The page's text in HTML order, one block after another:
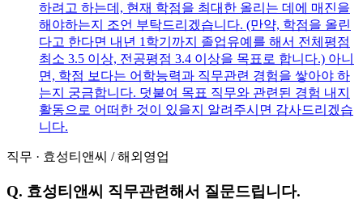
하려고 하는데, 현재 학점을 최대한 올리는 데에 매진을
해야하는지 조언 부탁드리겠습니다. (만약, 학점을 올린
다고 한다면 내년 1학기까지 졸업유예를 해서 전체평점
최소 3.5 이상, 전공평점 3.4 이상을 목표로 합니다.) 아니
면, 학점 보다는 어학능력과 직무관련 경험을 쌓아야 하
는지 궁금합니다. 덧붙여 목표 직무와 관련된 경험 내지
활동으로 어떠한 것이 있을지 알려주시면 감사드리겠습
니다.
직무 · 효성티앤씨 /해외영업
Q. 효성티앤씨 직무관련해서 질문드립니다.